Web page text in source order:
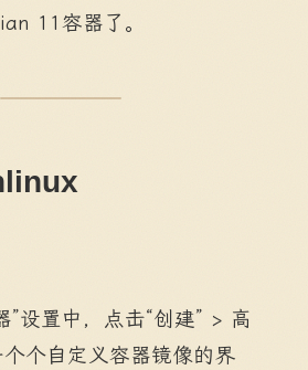
11容器了。
”设置中，点击“创建” > 高
个自定义容器镜像的界